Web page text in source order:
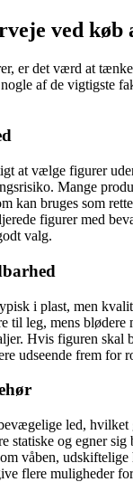
ved køb
er det værd at tænke
af de vigtigste
at vælge figurer
Mange
kan bruges som
figurer med
valg.
i plast, men
til leg, mens blødere
Hvis figuren skal
udseende frem for
led, hvilket
statiske og egner sig
våben,
flere muligheder